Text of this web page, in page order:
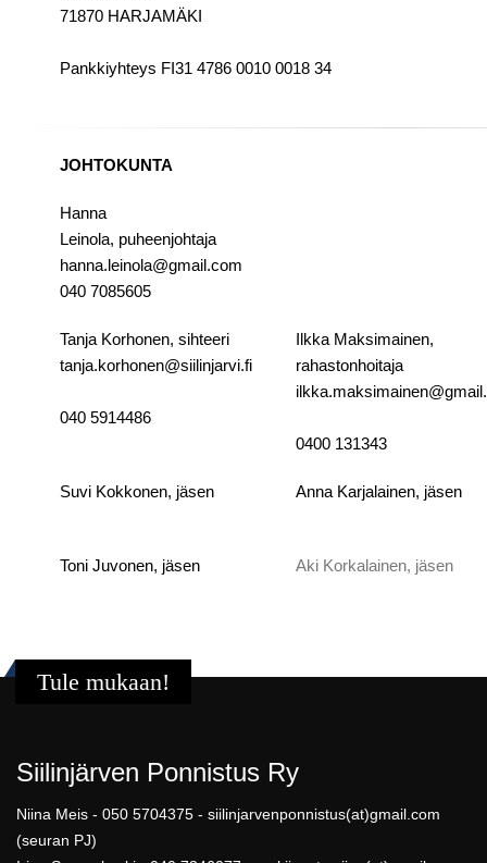
71870 HARJAMÄKI
Pankkiyhteys FI31 4786 0010 0018 34
JOHTOKUNTA
Hanna
Leinola, puheenjohtaja
hanna.leinola@gmail.com
040 7085605
Tanja Korhonen, sihteeri
tanja.korhonen@siilinjarvi.fi
040 5914486
Ilkka Maksimainen,
rahastonhoitaja
0400 131343
Suvi Kokkonen, jäsen Anna Karjalainen, jäsen
Toni Juvonen, jäsen Aki Korkalainen, jäsen
Tule mukaan!
Siilinjärven Ponnistus Ry
Niina Meis - 050 5704375 - siilinjarvenponnistus(at)gmail.com
(seuran PJ)